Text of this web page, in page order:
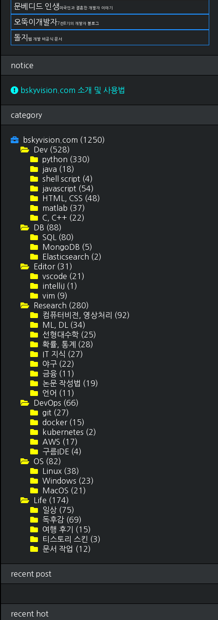
문베디드 인생 미국인과 결혼한 개발자 이야기
오뚝이개발자7전8기의 개발자 블로그
돌지 웹 개발 비공식 문서
notice
bskyvision.com 소개 및 사용법
category
bskyvision.com (1250)
Dev (528)
python (330)
java (18)
shell script (4)
javascript (54)
HTML, CSS (48)
matlab (37)
C, C++ (22)
DB (88)
SQL (80)
MongoDB (5)
Elasticsearch (2)
Editor (31)
vscode (21)
intelliJ (1)
vim (9)
Research (280)
컴퓨터비전, 영상처리 (92)
ML, DL (34)
선형대수학 (25)
확률, 통계 (28)
IT 지식 (27)
야구 (22)
금융 (11)
논문 작성법 (19)
언어 (11)
DevOps (66)
git (27)
docker (15)
kubernetes (2)
AWS (17)
구름IDE (4)
OS (82)
Linux (38)
Windows (23)
MacOS (21)
Life (174)
일상 (75)
독후감 (69)
여행 후기 (15)
티스토리 스킨 (3)
문서 작업 (12)
recent post
recent hot